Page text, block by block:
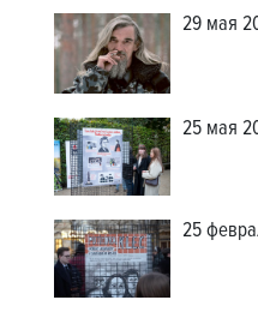
29 мая
25 мая
25